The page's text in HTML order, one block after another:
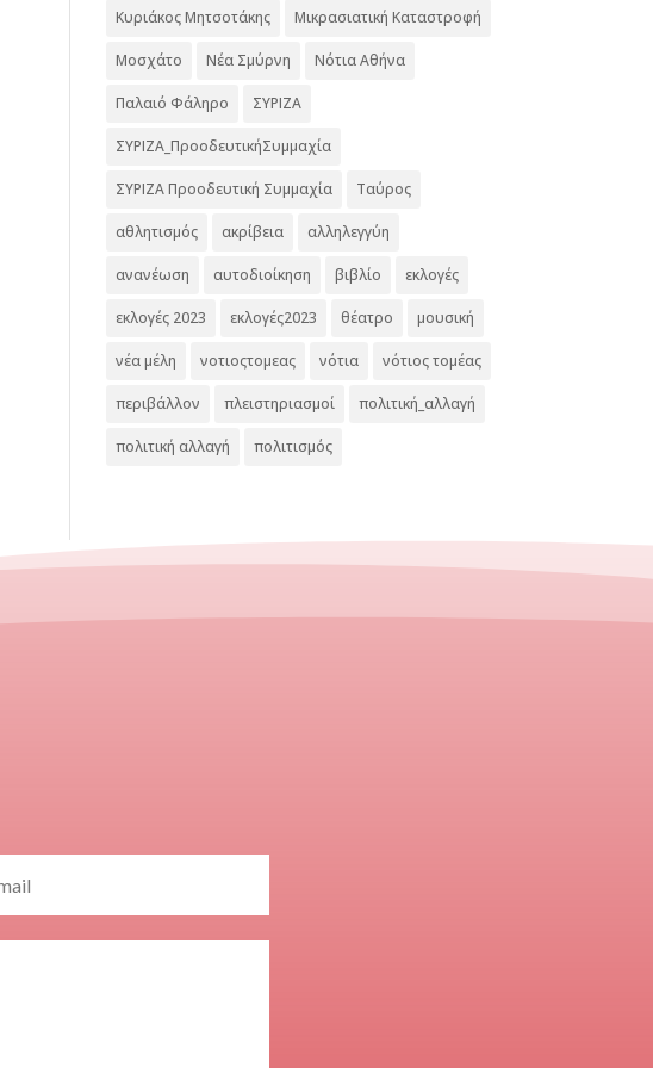
Κυριάκος Μητσοτάκης Μικρασιατική Καταστροφή
Μοσχάτο Νέα Σμύρνη Νότια Αθήνα
Παλαιό Φάληρο ΣΥΡΙΖΑ
ΣΥΡΙΖΑ_ΠροοδευτικήΣυμμαχία
ΣΥΡΙΖΑ Προοδευτική Συμμαχία Ταύρος
αθλητισμός ακρίβεια αλληλεγγύη
ανανέωση αυτοδιοίκηση βιβλίο εκλογές
εκλογές 2023 εκλογές2023 θέατρο μουσική
νέα μέλη νοτιοςτομεας νότια νότιος τομέας
περιβάλλον πλειστηριασμοί πολιτική_αλλαγή
πολιτική αλλαγή πολιτισμός